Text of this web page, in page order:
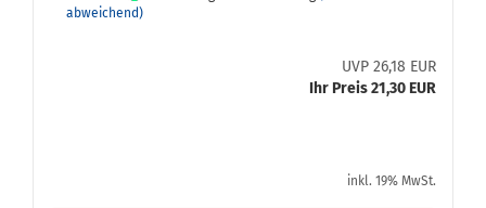
abweichend)
UVP 26,18 EUR
Ihr Preis 21,30 EUR
inkl. 19% MwSt.